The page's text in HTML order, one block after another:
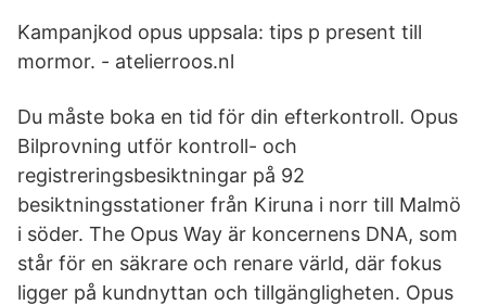
Kampanjkod opus uppsala: tips p present till
mormor. - atelierroos.nl
Du måste boka en tid för din efterkontroll. Opus
Bilprovning utför kontroll- och
registreringsbesiktningar på 92
besiktningsstationer från Kiruna i norr till Malmö
i söder. The Opus Way är koncernens DNA, som
står för en säkrare och renare värld, där fokus
ligger på kundnyttan och tillgängligheten. Opus